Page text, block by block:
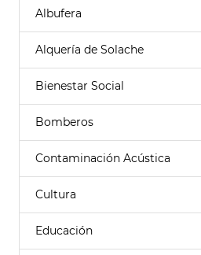
Albufera
Alquería de Solache
Bienestar Social
Bomberos
Contaminación Acústica
Cultura
Educación